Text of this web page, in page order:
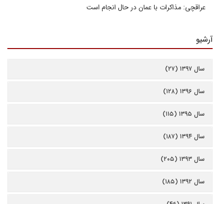
عراقچی: مذاکرات با عمان در حال انجام است
آرشیو
سال ۱۳۹۷ (۲۷)
سال ۱۳۹۶ (۱۲۸)
سال ۱۳۹۵ (۱۱۵)
سال ۱۳۹۴ (۱۸۷)
سال ۱۳۹۳ (۲۰۵)
سال ۱۳۹۲ (۱۸۵)